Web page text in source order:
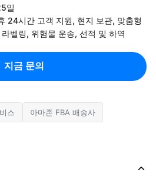
일
24시간 고객 지원, 현지 보관, 맞춤형
라벨링, 위험물 운송, 선적 및 하역
지금 문의
스 아마존 FBA 배송사